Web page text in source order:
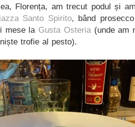
Florența, am trecut podul și
Santo Spirito, bând
mese la Gusta Osteria(unde am
trofie al pesto).